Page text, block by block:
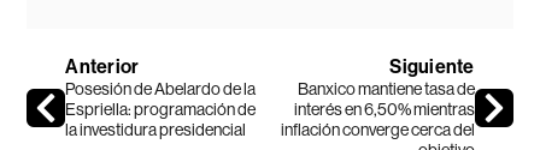
Anterior
Posesión de Abelardo de la
Espriella: programación de
la investidura presidencial
Siguiente
Banxico mantiene tasa de
interés en 6,50% mientras
inflación converge cerca del